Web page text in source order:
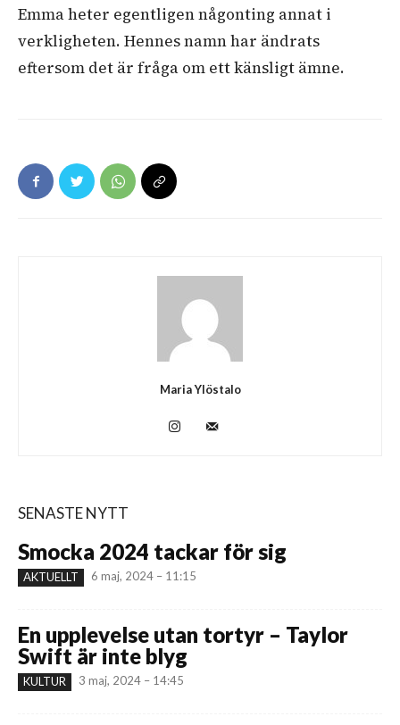
Emma heter egentligen någonting annat i
verkligheten. Hennes namn har ändrats
eftersom det är fråga om ett känsligt ämne.
Maria Ylöstalo
SENASTE NYTT
Smocka 2024 tackar för sig
AKTUELLT 6 maj, 2024 – 11:15
En upplevelse utan tortyr – Taylor
Swift är inte blyg
KULTUR 3 maj, 2024 – 14:45